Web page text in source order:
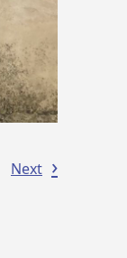
Next ›